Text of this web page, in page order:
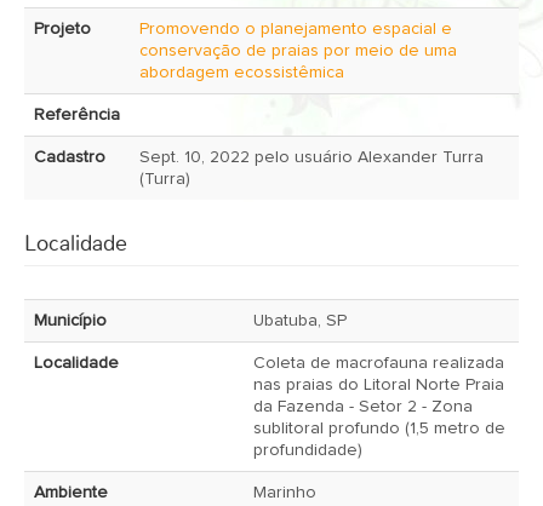
Projeto
Promovendo o planejamento espacial e
conservação de praias por meio de uma
abordagem ecossistêmica
Referência
Cadastro
Sept. 10, 2022 pelo usuário Alexander Turra
(Turra)
Localidade
Município Ubatuba, SP
Localidade
Coleta de macrofauna realizada
nas praias do Litoral Norte Praia
da Fazenda - Setor 2 - Zona
sublitoral profundo (1,5 metro de
profundidade)
Ambiente Marinho